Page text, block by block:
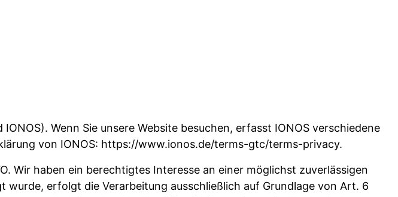
Wenn Sie unsere Website besuchen, erfasst IONOS verschiedene
von IONOS: https://www.ionos.de/terms-gtc/terms-privacy.
Wir haben ein berechtigtes Interesse an einer möglichst zuverlässigen
erfolgt die Verarbeitung ausschließlich auf Grundlage von Art. 6